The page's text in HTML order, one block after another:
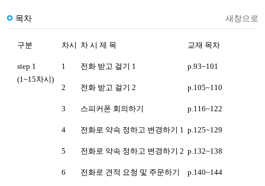
목차 새창으로
구분 차시 차 시 제 목 교재 목차
step 1
(1~15차시)
1 전화 받고 걸기 1 p.93~101
2 전화 받고 걸기 2 p.105~110
3 스피커폰 회의하기 p.116~122
4 전화로 약속 정하고 변경하기 1 p.125~129
5 전화로 약속 정하고 변경하기 2 p.132~138
6 전화로 견적 요청 및 주문하기 p.140~144